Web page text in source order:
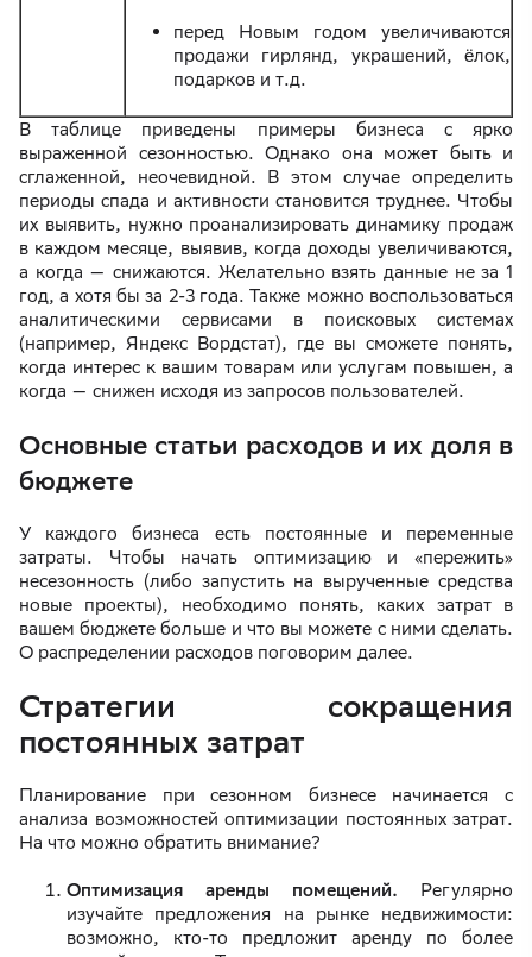
перед Новым годом увеличиваются
продажи гирлянд, украшений, ёлок,
подарков и т.д.
В таблице приведены примеры бизнеса с ярко
выраженной сезонностью. Однако она может быть и
сглаженной, неочевидной. В этом случае определить
периоды спада и активности становится труднее. Чтобы
их выявить, нужно проанализировать динамику продаж
в каждом месяце, выявив, когда доходы увеличиваются,
а когда — снижаются. Желательно взять данные не за 1
год, а хотя бы за 2-3 года. Также можно воспользоваться
аналитическими сервисами в поисковых системах
(например, Яндекс Вордстат), где вы сможете понять,
когда интерес к вашим товарам или услугам повышен, а
когда — снижен исходя из запросов пользователей.
Основные статьи расходов и их доля в
бюджете
У каждого бизнеса есть постоянные и переменные
затраты. Чтобы начать оптимизацию и «пережить»
несезонность (либо запустить на вырученные средства
новые проекты), необходимо понять, каких затрат в
вашем бюджете больше и что вы можете с ними сделать.
О распределении расходов поговорим далее.
Стратегии сокращения
постоянных затрат
Планирование при сезонном бизнесе начинается с
анализа возможностей оптимизации постоянных затрат.
На что можно обратить внимание?
Оптимизация аренды помещений. Регулярно
изучайте предложения на рынке недвижимости:
возможно, кто-то предложит аренду по более